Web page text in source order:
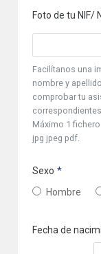
Foto de tu NIF/
Facilítanos una
nombre y
comprobar tu
Máximo 1
jpg jpeg pdf.
Sexo
Hombre
Fecha de